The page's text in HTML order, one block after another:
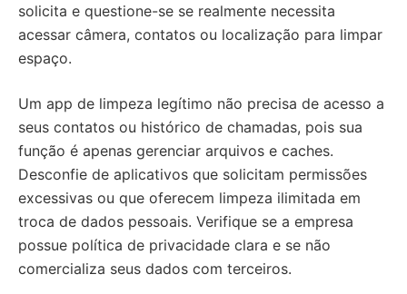
solicita e questione-se se realmente necessita
acessar câmera, contatos ou localização para limpar
espaço.
Um app de limpeza legítimo não precisa de acesso a
seus contatos ou histórico de chamadas, pois sua
função é apenas gerenciar arquivos e caches.
Desconfie de aplicativos que solicitam permissões
excessivas ou que oferecem limpeza ilimitada em
troca de dados pessoais. Verifique se a empresa
possue política de privacidade clara e se não
comercializa seus dados com terceiros.